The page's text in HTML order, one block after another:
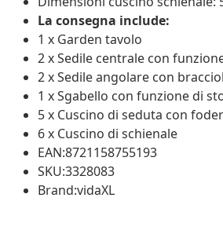
La consegna include:
1 x Garden tavolo
2 x Sedile centrale con
2 x Sedile angolare con
1 x Sgabello con funzione di
5 x Cuscino di seduta con
6 x Cuscino di schienale
EAN:8721158755193
SKU:3328083
Brand:vidaXL